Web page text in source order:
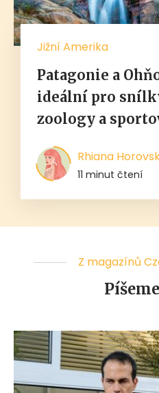
Jižní Amerika
Patagonie a
ideální pro
zoology a
Rhiana
11 minut čtení
Z magazínů